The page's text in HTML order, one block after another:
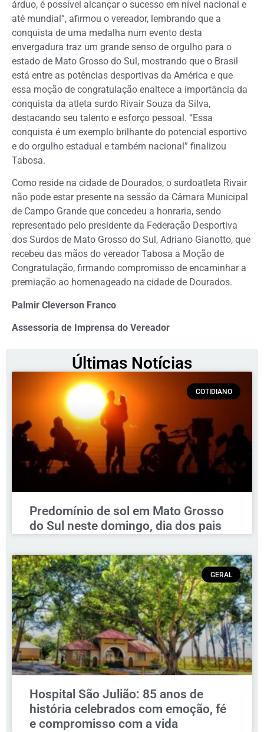
árduo, é possível alcançar o sucesso em nível nacional e
até mundial”, afirmou o vereador, lembrando que a
conquista de uma medalha num evento desta
envergadura traz um grande senso de orgulho para o
estado de Mato Grosso do Sul, mostrando que o Brasil
está entre as potências desportivas da América e que
essa moção de congratulação enaltece a importância da
conquista da atleta surdo Rivair Souza da Silva,
destacando seu talento e esforço pessoal. “Essa
conquista é um exemplo brilhante do potencial esportivo
e do orgulho estadual e também nacional” finalizou
Tabosa.
Como reside na cidade de Dourados, o surdoatleta Rivair
não pode estar presente na sessão da Câmara Municipal
de Campo Grande que concedeu a honraria, sendo
representado pelo presidente da Federação Desportiva
dos Surdos de Mato Grosso do Sul, Adriano Gianotto, que
recebeu das mãos do vereador Tabosa a Moção de
Congratulação, firmando compromisso de encaminhar a
premiação ao homenageado na cidade de Dourados.
Palmir Cleverson Franco
Assessoria de Imprensa do Vereador
Últimas Notícias
COTIDIANO
Predomínio de sol em Mato Grosso
do Sul neste domingo, dia dos pais
GERAL
Hospital São Julião: 85 anos de
história celebrados com emoção, fé
e compromisso com a vida